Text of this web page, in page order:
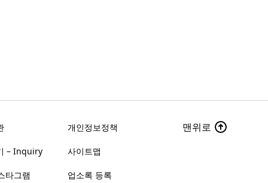
개인정보정책
– Inquiry 사이트맵
타그램 업소록 등록
맨위로